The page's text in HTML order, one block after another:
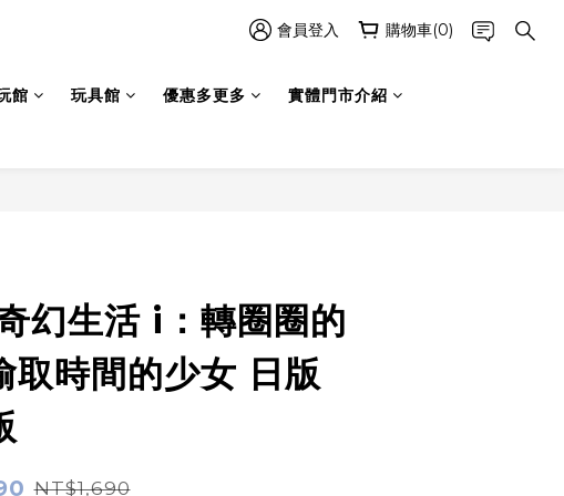
會員登入 購物車(0)
館 玩具館 優惠多更多 實體門市介紹
幻生活 i：轉圈圈的
取時間的少女 日版
NT$1,690